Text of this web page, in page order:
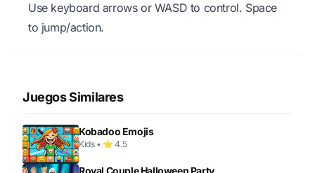
Use keyboard arrows or WASD to control. Space
to jump/action.
Juegos Similares
Kobadoo Emojis
Kids • ⭐ 4.5
Royal Couple Halloween Party